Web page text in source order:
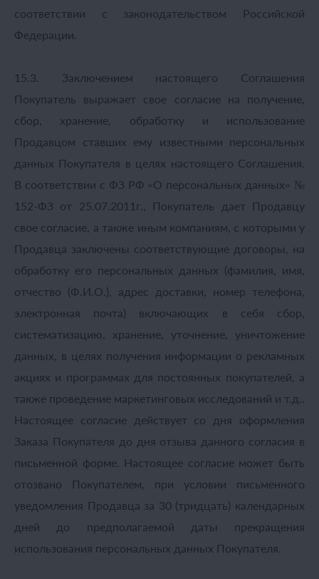
соответствии с законодательством Российской
Федерации.
15.3. Заключением настоящего Соглашения
Покупатель выражает свое согласие на получение,
сбор, хранение, обработку и использование
Продавцом ставших ему известными персональных
данных Покупателя в целях настоящего Соглашения.
В соответствии с ФЗ РФ «О персональных данных» №
152-ФЗ от 25.07.2011г., Покупатель дает Продавцу
свое согласие, а также иным компаниям, с которыми у
Продавца заключены соответствующие договоры, на
обработку его персональных данных (фамилия, имя,
отчество (Ф.И.О.), адрес доставки, номер телефона,
электронная почта) включающих в себя сбор,
систематизацию, хранение, уточнение, уничтожение
данных, в целях получения информации о рекламных
акциях и программах для постоянных покупателей, а
также проведение маркетинговых исследований и т.д..
Настоящее согласие действует со дня оформления
Заказа Покупателя до дня отзыва данного согласия в
письменной форме. Настоящее согласие может быть
отозвано Покупателем, при условии письменного
уведомления Продавца за 30 (тридцать) календарных
дней до предполагаемой даты прекращения
использования персональных данных Покупателя.